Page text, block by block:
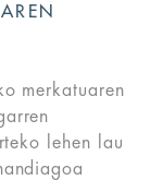
merkatuaren
lehen lau